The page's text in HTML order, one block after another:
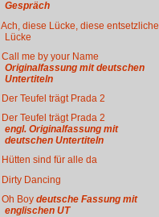
Gespräch
Ach, diese Lücke, diese entsetzliche
Lücke
Call me by your Name
Originalfassung mit deutschen
Untertiteln
Der Teufel trägt Prada 2
Der Teufel trägt Prada 2
engl. Originalfassung mit
deutschen Untertiteln
Hütten sind für alle da
Dirty Dancing
Oh Boydeutsche Fassung mit
englischen UT